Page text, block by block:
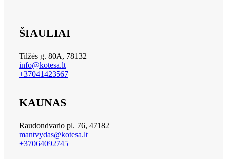
ŠIAULIAI
Tilžės g. 80A, 78132
info@kotesa.lt
+37041423567
KAUNAS
Raudondvario pl. 76, 47182
mantvydas@kotesa.lt
+37064092745